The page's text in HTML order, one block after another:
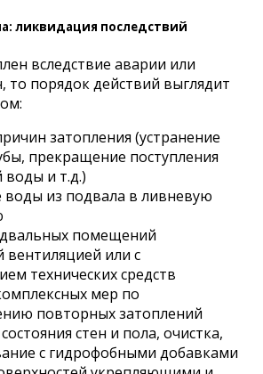
ликвидация последствий
вследствие аварии или
то порядок действий выглядит
затопления (устранение
прекращение поступления
и т.д.)
воды из подвала в ливневую
помещений
вентиляцией или с
технических средств
мер по
повторных затоплений
стен и пола, очистка,
с гидрофобными добавками